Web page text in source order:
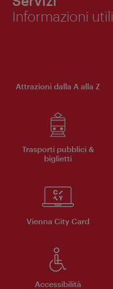
Informazioni utili
Attrazioni dalla A alla Z
Trasporti pubblici &
biglietti
Vienna City Card
Accessibilità